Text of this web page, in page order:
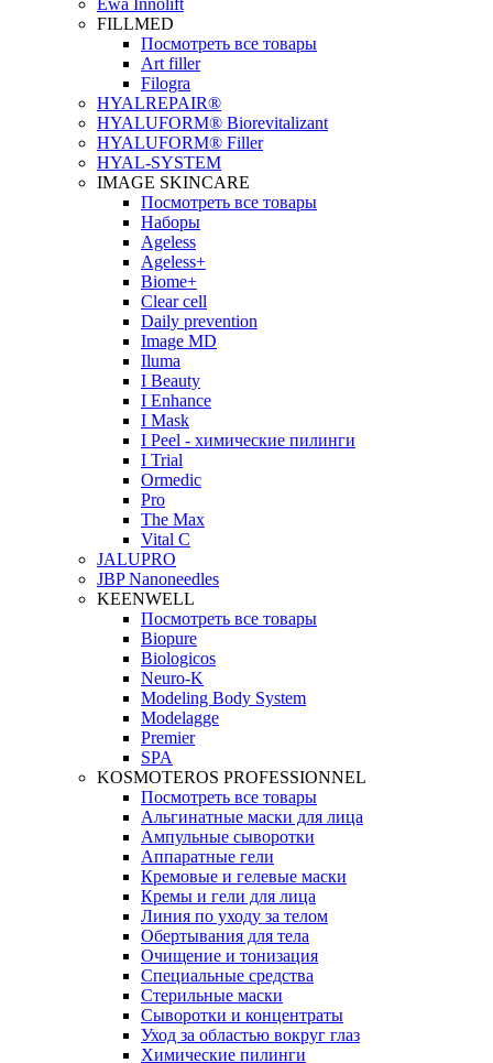
Ewa Innolift
FILLMED
Посмотреть все товары
Art filler
Filogra
НYALREPAIR®
HYALUFORM® Biorevitalizant
HYALUFORM® Filler
HYAL-SYSTEM
IMAGE SKINCARE
Посмотреть все товары
Наборы
Ageless
Ageless+
Biome+
Clear cell
Daily prevention
Image MD
Iluma
I Beauty
I Enhance
I Mask
I Peel - химические пилинги
I Trial
Ormedic
Pro
The Max
Vital C
JALUPRO
JBP Nanoneedles
KEENWELL
Посмотреть все товары
Biopure
Biologicos
Neuro‑K
Modeling Body System
Modelagge
Premier
SPA
KOSMOTEROS PROFESSIONNEL
Посмотреть все товары
Альгинатные маски для лица
Ампульные сыворотки
Аппаратные гели
Кремовые и гелевые маски
Кремы и гели для лица
Линия по уходу за телом
Обертывания для тела
Очищение и тонизация
Специальные средства
Стерильные маски
Сыворотки и концентраты
Уход за областью вокруг глаз
Химические пилинги